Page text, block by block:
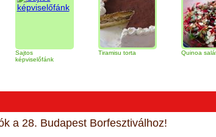
Tiramisu torta Quinoa saláta
a 28. Budapest Borfesztiválhoz!